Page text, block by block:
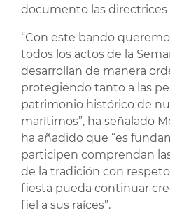
documento las directrices
“Con este bando
todos los actos de la
desarrollan de manera
protegiendo tanto a las
patrimonio histórico de
marítimos”, ha señalado
ha añadido que “es
participen comprendan
de la tradición con
fiesta pueda continuar
fiel a sus raíces”.